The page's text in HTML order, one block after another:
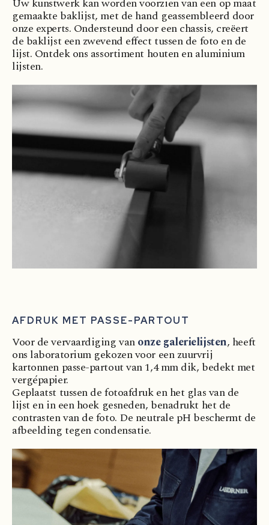
Uw kunstwerk kan worden voorzien van een op maat
gemaakte baklijst, met de hand geassembleerd door
onze experts. Ondersteund door een chassis, creëert
de baklijst een zwevend effect tussen de foto en de
lijst. Ontdekons assortiment houten en aluminium
lijsten.
AFDRUK MET PASSE-PARTOUT
Voor de vervaardiging vanonze galerielijsten, heeft
ons laboratorium gekozen voor een zuurvrij
kartonnen passe-partout van 1,4 mm dik, bedekt met
vergépapier.
Geplaatst tussen de fotoafdruk en het glas van de
lijst en in een hoek gesneden, benadrukt het de
contrasten van de foto. De neutrale pH beschermt de
afbeelding tegen condensatie.